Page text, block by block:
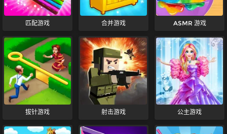
匹配游戏 合并游戏 ASMR 游戏
拔针游戏 射击游戏 公主游戏